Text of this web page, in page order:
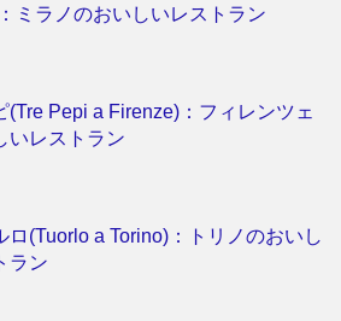
ミラノのおいしいレストラン
(Tre Pepi a Firenze)：フィレンツェ
いレストラン
ロ(Tuorlo a Torino)：トリノのおいし
ラン